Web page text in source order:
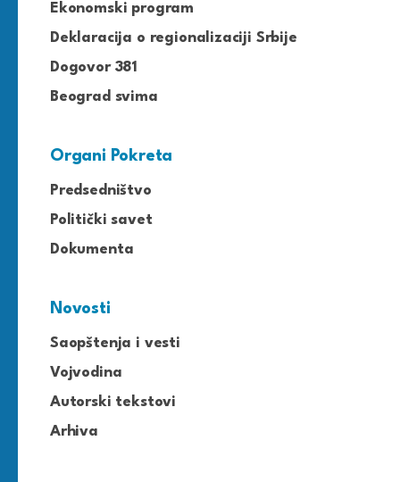
Ekonomski program
Deklaracija o regionalizaciji Srbije
Dogovor 381
Beograd svima
Organi Pokreta
Predsedništvo
Politički savet
Dokumenta
Novosti
Saopštenja i vesti
Vojvodina
Autorski tekstovi
Arhiva